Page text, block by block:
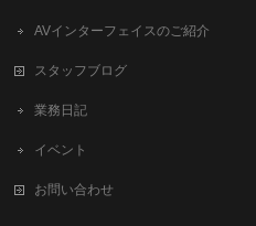
AVインターフェイスのご紹介
スタッフブログ
業務日記
イベント
お問い合わせ